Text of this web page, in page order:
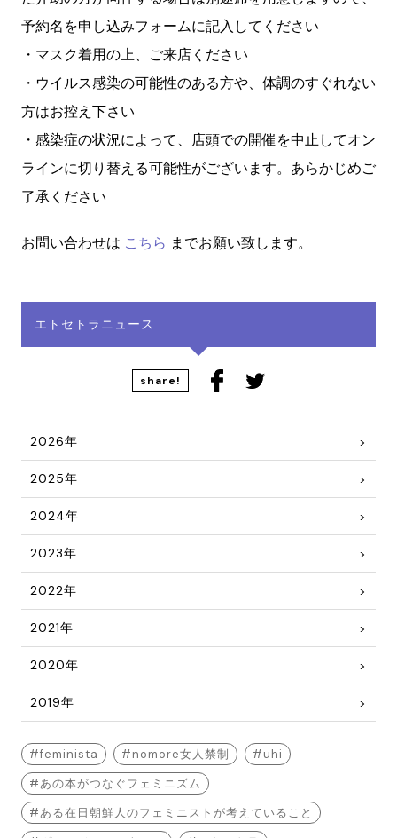
予約名を申し込みフォームに記入してください
・マスク着用の上、ご来店ください
・ウイルス感染の可能性のある方や、体調のすぐれない
方はお控え下さい
・感染症の状況によって、店頭での開催を中止してオン
ラインに切り替える可能性がございます。あらかじめご
了承ください
お問い合わせは こちら までお願い致します。
エトセトラニュース
share!
2026年
2025年
2024年
2023年
2022年
2021年
2020年
2019年
feminista nomore女人禁制
uhi
あの本がつなぐフェミニズム
ある在日朝鮮人のフェミニストが考えていること